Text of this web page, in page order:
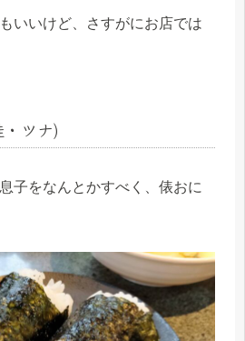
いいけど、さすがにお店では
ツナ)
子をなんとかすべく、俵おに